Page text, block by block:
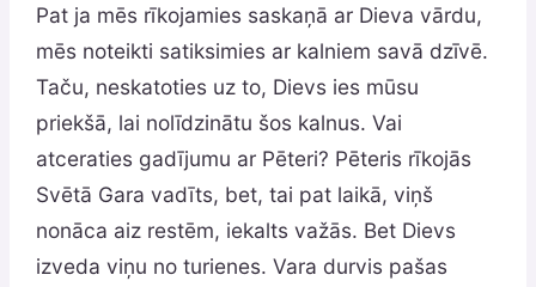
Pat ja mēs rīkojamies saskaņā ar Dieva vārdu,
mēs noteikti satiksimies ar kalniem savā dzīvē.
Taču, neskatoties uz to, Dievs ies mūsu
priekšā, lai nolīdzinātu šos kalnus. Vai
atceraties gadījumu ar Pēteri? Pēteris rīkojās
Svētā Gara vadīts, bet, tai pat laikā, viņš
nonāca aiz restēm, iekalts važās. Bet Dievs
izveda viņu no turienes. Vara durvis pašas